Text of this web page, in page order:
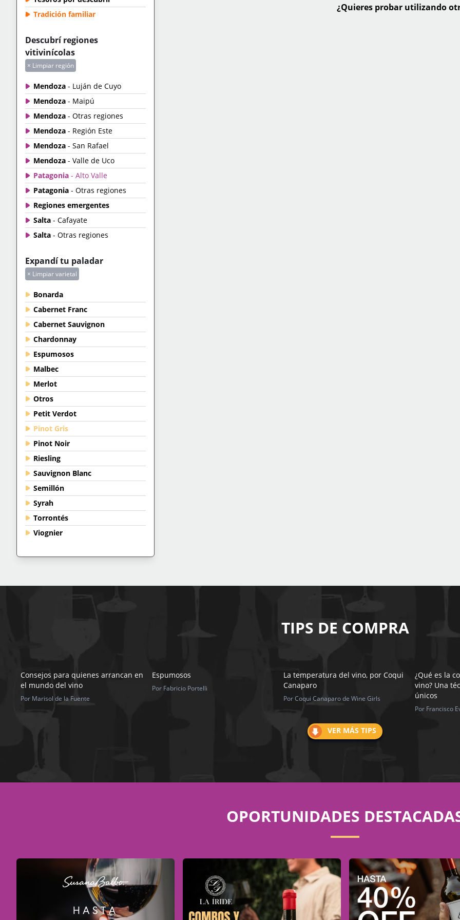
Tradición familiar
Descubrí regiones
vitivinícolas
× Limpiar región
Mendoza - Luján de Cuyo
Mendoza - Maipú
Mendoza - Otras regiones
Mendoza - Región Este
Mendoza - San Rafael
Mendoza - Valle de Uco
Patagonia - Alto Valle
Patagonia - Otras regiones
Regiones emergentes
Salta - Cafayate
Salta - Otras regiones
Expandí tu paladar
× Limpiar varietal
Bonarda
Cabernet Franc
Cabernet Sauvignon
Chardonnay
Espumosos
Malbec
Merlot
Otros
Petit Verdot
Pinot Gris
Pinot Noir
Riesling
Sauvignon Blanc
Semillón
Syrah
Torrontés
Viognier
¿Quieres probar utilizando
TIPS DE COMPRA
Consejos para quienes arrancan en
el mundo del vino
Por Marisol de la Fuente
Espumosos
Por Fabricio Portelli
La temperatura del vino, por Coqui
Canaparo
Por Coqui Canaparo de Wine Girls
¿Qué es la
vino? Una
únicos
Por Francisco
VER MÁS TIPS
OPORTUNIDADES